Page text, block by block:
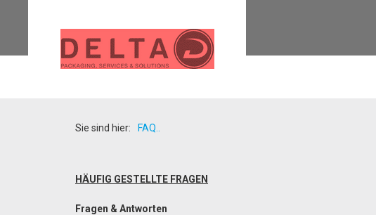
Sie sind hier: FAQ..
HÄUFIG GESTELLTE FRAGEN
Fragen & Antworten